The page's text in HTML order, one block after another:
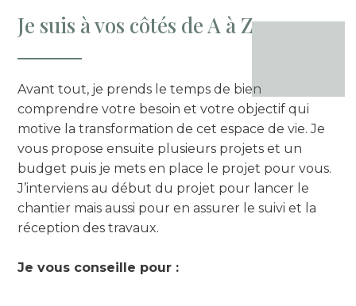
Je suis à vos côtés de A à Z
Avant tout, je prends le temps de bien
comprendre votre besoin et votre objectif qui
motive la transformation de cet espace de vie. Je
vous propose ensuite plusieurs projets et un
budget puis je mets en place le projet pour vous.
J’interviens au début du projet pour lancer le
chantier mais aussi pour en assurer le suivi et la
réception des travaux.
Je vous conseille pour :